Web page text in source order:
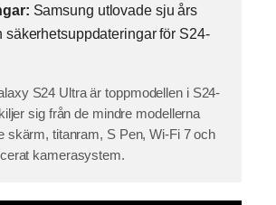
Samsung utlovade sju års
säkerhetsuppdateringar för S24-
S24 Ultra är toppmodellen i S24-
sig från de mindre modellerna
skärm, titanram, S Pen, Wi-Fi 7 och
kamerasystem.